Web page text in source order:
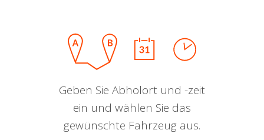
Geben Sie Abholort und -zeit
ein und wählen Sie das
gewünschte Fahrzeug aus.